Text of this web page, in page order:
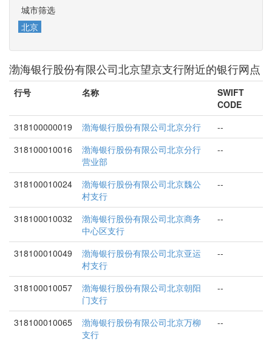
城市筛选
北京
渤海银行股份有限公司北京望京支行附近的银行网点
行号 名称
SWIFT
CODE
318100000019
渤海银行股份有限公司北京分行
--
318100010016
渤海银行股份有限公司北京分行
营业部
--
318100010024
渤海银行股份有限公司北京魏公
村支行
--
318100010032
渤海银行股份有限公司北京商务
中心区支行
--
318100010049
渤海银行股份有限公司北京亚运
村支行
--
318100010057
渤海银行股份有限公司北京朝阳
门支行
--
318100010065
渤海银行股份有限公司北京万柳
支行
--